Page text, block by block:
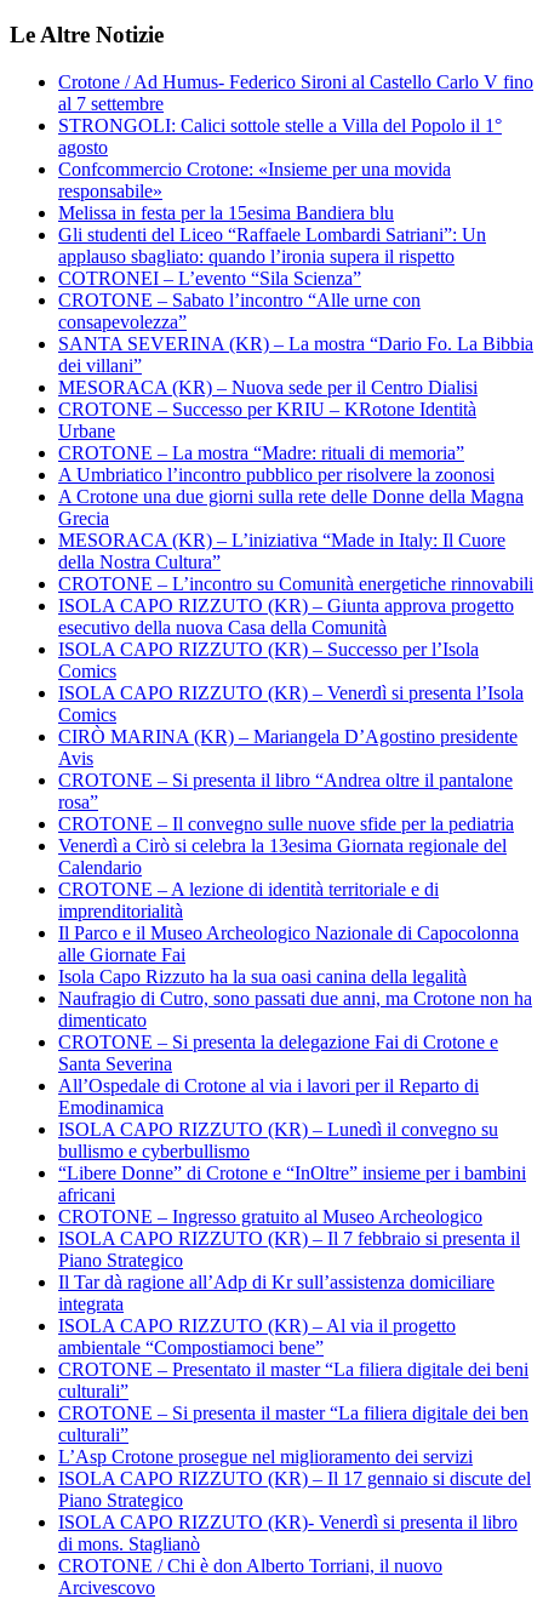
Le Altre Notizie
Crotone / Ad Humus- Federico Sironi al Castello Carlo V fino
al 7 settembre
STRONGOLI: Calici sottole stelle a Villa del Popolo il 1°
agosto
Confcommercio Crotone: «Insieme per una movida
responsabile»
Melissa in festa per la 15esima Bandiera blu
Gli studenti del Liceo “Raffaele Lombardi Satriani”: Un
applauso sbagliato: quando l’ironia supera il rispetto
COTRONEI – L’evento “Sila Scienza”
CROTONE – Sabato l’incontro “Alle urne con
consapevolezza”
SANTA SEVERINA (KR) – La mostra “Dario Fo. La Bibbia
dei villani”
MESORACA (KR) – Nuova sede per il Centro Dialisi
CROTONE – Successo per KRIU – KRotone Identità
Urbane
CROTONE – La mostra “Madre: rituali di memoria”
A Umbriatico l’incontro pubblico per risolvere la zoonosi
A Crotone una due giorni sulla rete delle Donne della Magna
Grecia
MESORACA (KR) – L’iniziativa “Made in Italy: Il Cuore
della Nostra Cultura”
CROTONE – L’incontro su Comunità energetiche rinnovabili
ISOLA CAPO RIZZUTO (KR) – Giunta approva progetto
esecutivo della nuova Casa della Comunità
ISOLA CAPO RIZZUTO (KR) – Successo per l’Isola
Comics
ISOLA CAPO RIZZUTO (KR) – Venerdì si presenta l’Isola
Comics
CIRÒ MARINA (KR) – Mariangela D’Agostino presidente
Avis
CROTONE – Si presenta il libro “Andrea oltre il pantalone
rosa”
CROTONE – Il convegno sulle nuove sfide per la pediatria
Venerdì a Cirò si celebra la 13esima Giornata regionale del
Calendario
CROTONE – A lezione di identità territoriale e di
imprenditorialità
Il Parco e il Museo Archeologico Nazionale di Capocolonna
alle Giornate Fai
Isola Capo Rizzuto ha la sua oasi canina della legalità
Naufragio di Cutro, sono passati due anni, ma Crotone non ha
dimenticato
CROTONE – Si presenta la delegazione Fai di Crotone e
Santa Severina
All’Ospedale di Crotone al via i lavori per il Reparto di
Emodinamica
ISOLA CAPO RIZZUTO (KR) – Lunedì il convegno su
bullismo e cyberbullismo
“Libere Donne” di Crotone e “InOltre” insieme per i bambini
africani
CROTONE – Ingresso gratuito al Museo Archeologico
ISOLA CAPO RIZZUTO (KR) – Il 7 febbraio si presenta il
Piano Strategico
Il Tar dà ragione all’Adp di Kr sull’assistenza domiciliare
integrata
ISOLA CAPO RIZZUTO (KR) – Al via il progetto
ambientale “Compostiamoci bene”
CROTONE – Presentato il master “La filiera digitale dei beni
culturali”
CROTONE – Si presenta il master “La filiera digitale dei ben
culturali”
L’Asp Crotone prosegue nel miglioramento dei servizi
ISOLA CAPO RIZZUTO (KR) – Il 17 gennaio si discute del
Piano Strategico
ISOLA CAPO RIZZUTO (KR)- Venerdì si presenta il libro
di mons. Staglianò
CROTONE / Chi è don Alberto Torriani, il nuovo
Arcivescovo